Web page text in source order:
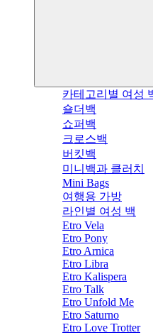
카테고리별 여성
숄더백
쇼퍼백
크로스백
버킷백
미니백과 클러치
Mini Bags
여행용 가방
라인별 여성 백
Etro Vela
Etro Pony
Etro Arnica
Etro Libra
Etro Kalispera
Etro Talk
Etro Unfold Me
Etro Saturno
Etro Love Trotter